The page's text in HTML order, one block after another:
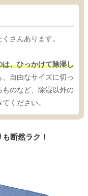
さんあります。
、ひっかけて除湿し
、自由なサイズに切っ
のなど、除湿以外の
ください。
断然ラク！